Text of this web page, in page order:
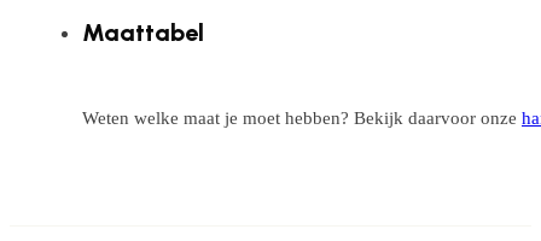
Maattabel
Weten welke maat je moet hebben? Bekijk daarvoor onze